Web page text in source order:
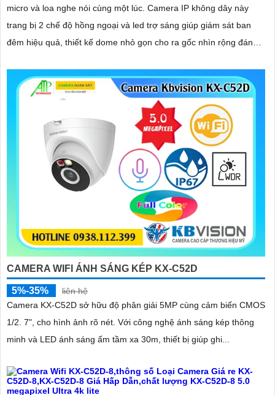
micro và loa nghe nói cùng một lúc. Camera IP không dây này
trang bị 2 chế độ hồng ngoại và led trợ sáng giúp giám sát ban
đêm hiệu quả, thiết kế dome nhỏ gọn cho ra gốc nhìn rộng đáng
CAMERA WIFI ÁNH SÁNG KÉP KX-C52D
5%-35%
liên hệ
Camera KX-C52D sở hữu độ phân giải 5MP cùng cảm biến CMOS
1/2. 7", cho hình ảnh rõ nét. Với công nghệ ánh sáng kép thông
minh và LED ánh sáng ấm tầm xa 30m, thiết bị giúp ghi...